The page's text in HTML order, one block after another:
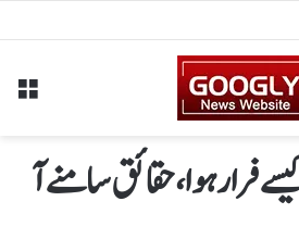
فرار ہوا، حقائق سامنے آ